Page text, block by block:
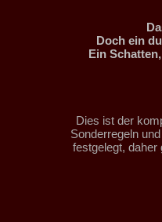
Doch ein
Ein
Dies ist der
Sonderregeln
festgelegt, daher